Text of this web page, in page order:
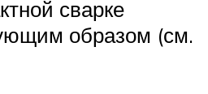
сварке
образом (см.